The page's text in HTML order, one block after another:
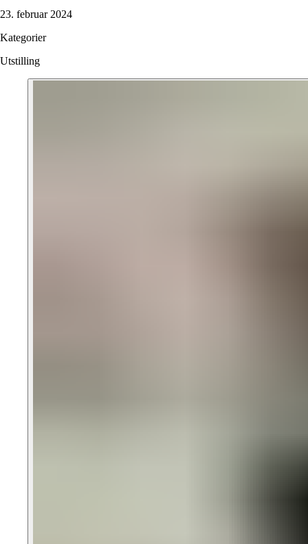
23. februar 2024
Kategorier
Utstilling